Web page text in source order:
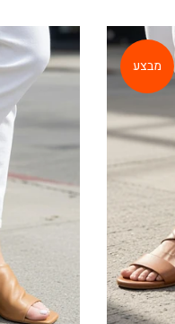
מבצע